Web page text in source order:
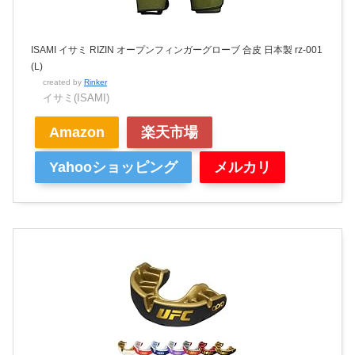
ISAMI イサミ RIZIN オープンフィンガーグローブ 合皮 日本製 rz-001
(L)
created by Rinker
イサミ(ISAMI)
Amazon 楽天市場
Yahooショッピング メルカリ